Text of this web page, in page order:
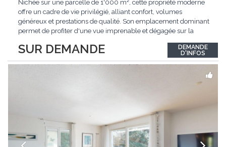
SUR DEMANDE
Nichée sur une parcelle de 1'000 m², cette propriété moderne
offre un cadre de vie privilégié, alliant confort, volumes
généreux et prestations de qualité. Son emplacement dominant
permet de profiter d'une vue imprenable et dégagée sur la
excavé, cette villa propose une surface habitable utile de plus
de 260 m², soigneusement...
DEMANDE
D'INFOS